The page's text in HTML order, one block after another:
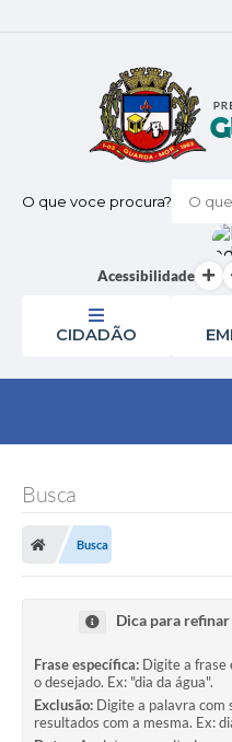
O que voce procura?
Acessibilidade
CIDADÃO
Busca
Busca
Dica para
Frase específica: Digite a
o desejado. Ex: "dia da água".
Exclusão: Digite a palavra com
resultados com a mesma. Ex: